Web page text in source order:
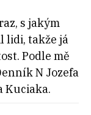
s jakým
lidi, takže já
Podle mě
N Jozefa
Kuciaka.